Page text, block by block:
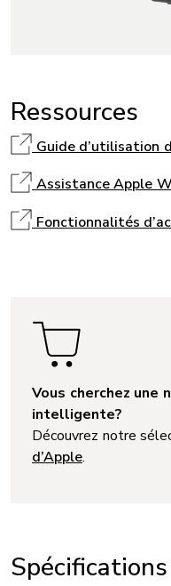
Ressources
Guide d’utilisation
Assistance Apple
Fonctionnalités
Vous cherchez une
intelligente?
Découvrez notre
d’Apple.